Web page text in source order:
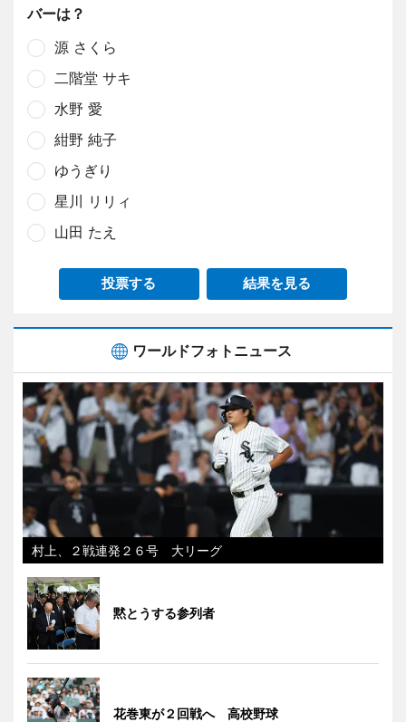
バーは？
源 さくら
二階堂 サキ
水野 愛
紺野 純子
ゆうぎり
星川 リリィ
山田 たえ
投票する 結果を見る
ワールドフォトニュース
村上、２戦連発２６号 大リーグ
黙とうする参列者
花巻東が２回戦へ 高校野球